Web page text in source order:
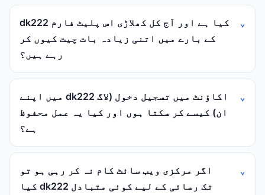
dk222 کیا ہے اور آج کل کھلاڑی اس پلیٹ فارم
کے بارے میں اتنی زیادہ بات چیت کیوں کر
رہے ہیں؟
میں اپنے dk222 اکاؤنٹ میں تسجيل دخول (لاگ
ان) کیسے کر سکتا ہوں اور کیا یہ عمل محفوظ
ہے؟
اگر مرکزی ویب سائٹ کام نہ کر رہی ہو تو
کیا dk222 تک رسائی کے لیے کوئی متبادل